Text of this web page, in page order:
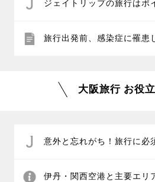
ジェイトリップの旅行はポ
旅行出発前、感染症に罹患
大阪旅行 お役
意外と忘れがち！旅行に必
伊丹・関西空港と主要エリ